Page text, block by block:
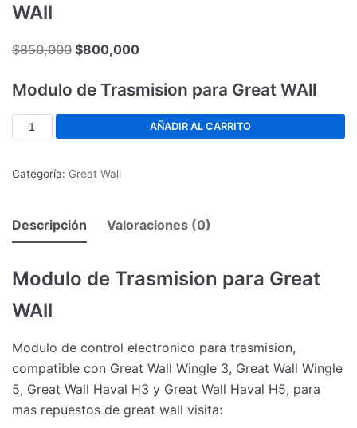
WAll
$850,000 $800,000
Modulo de Trasmision para Great WAll
AÑADIR AL CARRITO
Categoría: Great Wall
Descripción Valoraciones (0)
Modulo de Trasmision para Great
WAll
Modulo de control electronico para trasmision,
compatible con Great Wall Wingle 3, Great Wall Wingle
5, Great Wall Haval H3 y Great Wall Haval H5, para
mas repuestos de great wall visita: